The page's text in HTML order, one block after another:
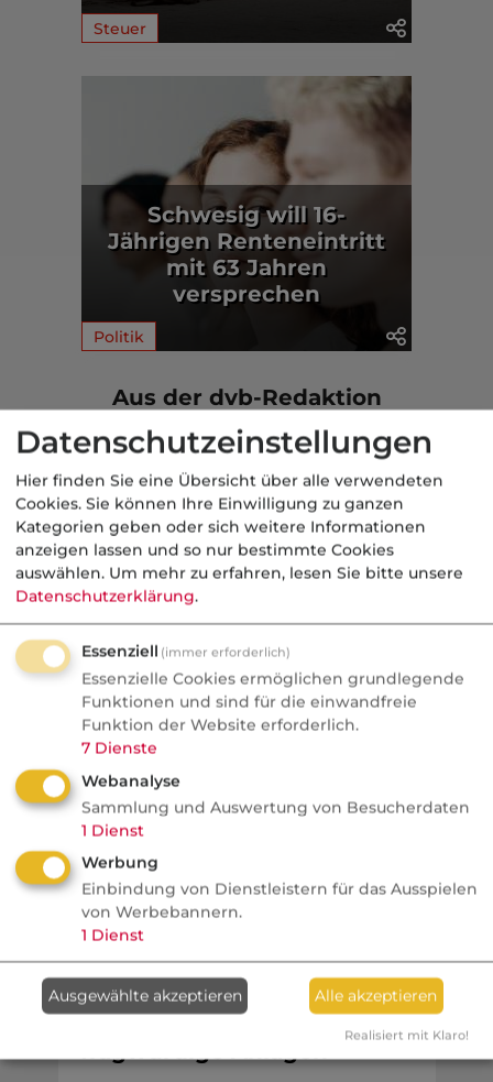
Steuer
Schwesig will 16-
Jährigen Renteneintritt
mit 63 Jahren
versprechen
Politik
Aus der dvb-Redaktion
Nachrichten
Altersvorsorgedepot:
Bedrohung oder Chance für
Vermittler?
AVD ab 2027: Bedrohung oder
Goldgrube? blau-direkt-COO Stephan
Schinnenburg verrät im Podcast, warum
Neobroker längst Kunden anschreiben
und welche Produkte doch Provision
bringen.
Tagesschau
Krankenkassen: Weitere
Millionenverluste durch
Datenschutzeinstellungen
Hier finden Sie eine Übersicht über alle verwendeten
Cookies. Sie können Ihre Einwilligung zu ganzen
Kategorien geben oder sich weitere Informationen
anzeigen lassen und so nur bestimmte Cookies
auswählen. Um mehr zu erfahren, lesen Sie bitte unsere
Datenschutzerklärung.
Essenziell (immer erforderlich)
Essenzielle Cookies ermöglichen grundlegende
Funktionen und sind für die einwandfreie
Funktion der Website erforderlich.
7 Dienste
Webanalyse
Sammlung und Auswertung von Besucherdaten
1 Dienst
Werbung
Einbindung von Dienstleistern für das Ausspielen
von Werbebannern.
1 Dienst
Ausgewählte akzeptieren Alle akzeptieren
Realisiert mit Klaro!